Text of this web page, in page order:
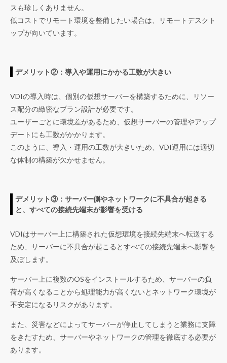
スも珍しくありません。
低コストでリモート環境を整備したい場合は、リモートデスクト
ップが向いています。
デメリット②：導入や運用にかかる工数が大きい
VDIの導入時は、個別の仮想サーバーを構築するために、リソー
ス配分の緻密なプラン設計が必要です。
ユーザーごとに環境差があるため、仮想サーバーの管理やアップ
デートにも工数がかかります。
このように、導入・運用の工数が大きいため、VDI運用には適切
な体制の構築が欠かせません。
デメリット③：サーバー側やネットワークに不具合が起きる
と、すべての接続先端末が影響を受ける
VDIはサーバー上に構築された仮想環境を接続先端末へ転送する
ため、サーバーに不具合が起こるとすべての接続先端末へ影響を
及ぼします。
サーバー上に複数のOSをインストールするため、サーバーの負
荷が高くなることから処理能力が高くないとネットワーク環境が
不安定になるリスクがあります。
また、災害などによってサーバーが停止してしまうと業務に支障
をきたすため、サーバーやネットワークの管理を徹底する必要が
あります。